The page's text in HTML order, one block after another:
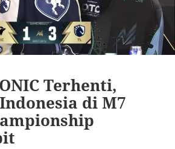
Terhenti,
di M7